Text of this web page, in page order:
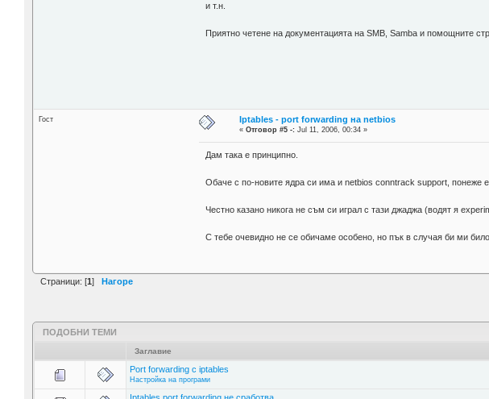
и т.н.
Приятно четене на документацията на SMB, Samba и помощните
Гост Iptables - port forwarding на netbios
«Отговор #5 -: Jul 11, 2006, 00:34 »
Дам така е принципно.
Обаче с по-новите ядра си има и netbios conntrack support, понеже
Честно казано никога не съм си играл с тази джаджа (водят я
С тебе очевидно не се обичаме особено, но пък в случая би ми
Страници: [1] Нагоре
ПОДОБНИ ТЕМИ
Заглавие
Port forwarding с iptables
Настройка на програми